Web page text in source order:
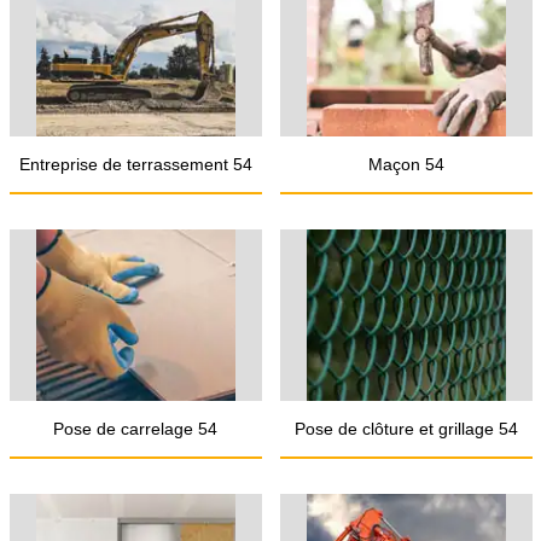
Entreprise de terrassement 54 Maçon 54
Pose de carrelage 54 Pose de clôture et grillage 54